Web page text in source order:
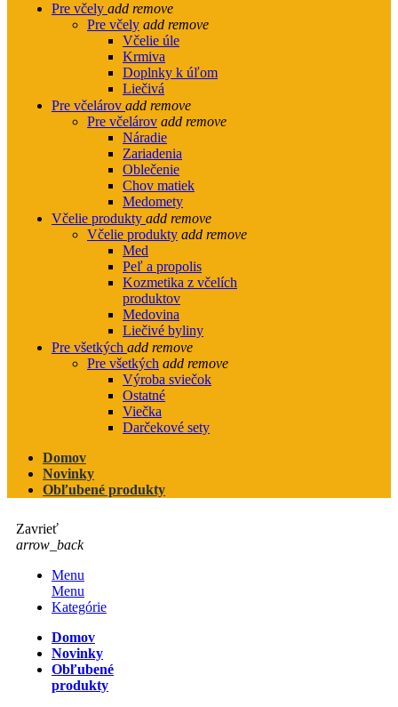
Pre včely add remove
Pre včely add remove
Včelie úle
Krmiva
Doplnky k úľom
Liečivá
Pre včelárov add remove
Pre včelárov add remove
Náradie
Zariadenia
Oblečenie
Chov matiek
Medomety
Včelie produkty add remove
Včelie produkty add remove
Med
Peľ a propolis
Kozmetika z včelích
produktov
Medovina
Liečivé byliny
Pre všetkých add remove
Pre všetkých add remove
Výroba sviečok
Ostatné
Viečka
Darčekové sety
Domov
Novinky
Obľubené produkty
Zavrieť
arrow_back
Menu
Menu
Kategórie
Domov
Novinky
Obľubené
produkty